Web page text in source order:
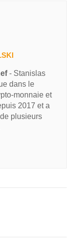
- Stanislas
dans le
monnaie et
2017 et a
plusieurs